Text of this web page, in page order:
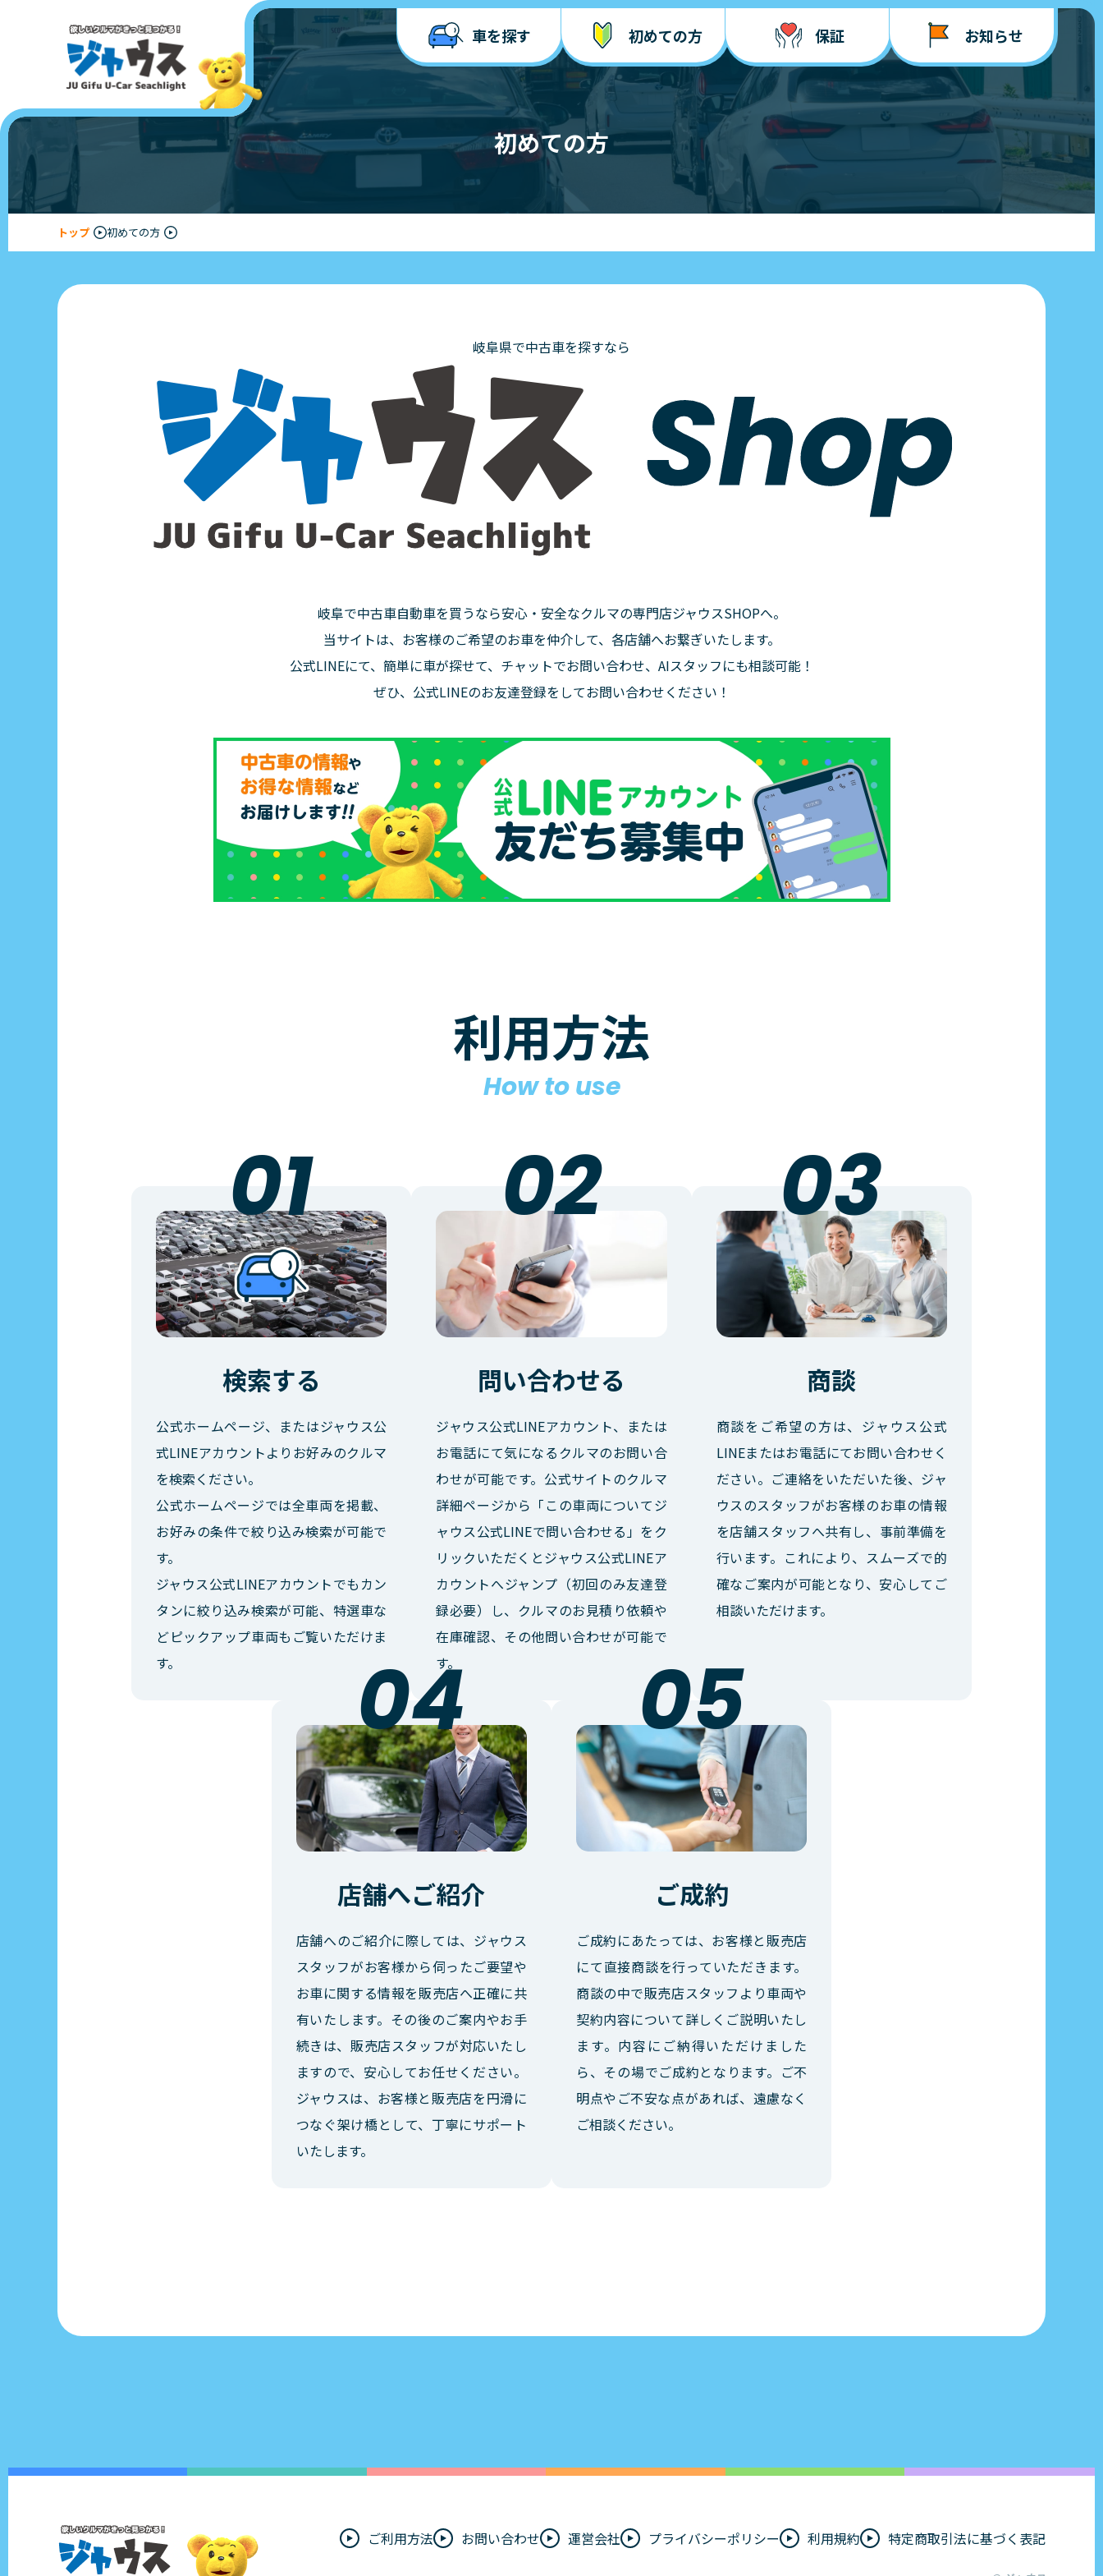
車を探す 初めての方 保証 お知らせ
初めての方
トップ 初めての方
岐阜県で中古車を探すなら
岐阜で中古車自動車を買うなら安心・安全なクルマの専門店ジャウスSHOPへ。
当サイトは、お客様のご希望のお車を仲介して、各店舗へお繋ぎいたします。
公式LINEにて、簡単に車が探せて、チャットでお問い合わせ、AIスタッフにも相談可能！
ぜひ、公式LINEのお友達登録をしてお問い合わせください！
利用方法
How to use
検索する
公式ホームページ、またはジャウス公
式LINEアカウントよりお好みのクルマ
を検索ください。
公式ホームページでは全車両を掲載、
お好みの条件で絞り込み検索が可能で
す。
ジャウス公式LINEアカウントでもカン
タンに絞り込み検索が可能、特選車な
どピックアップ車両もご覧いただけま
す。
問い合わせる
ジャウス公式LINEアカウント、または
お電話にて気になるクルマのお問い合
わせが可能です。公式サイトのクルマ
詳細ページから「この車両についてジ
ャウス公式LINEで問い合わせる」をク
リックいただくとジャウス公式LINEア
カウントへジャンプ（初回のみ友達登
録必要）し、クルマのお見積り依頼や
在庫確認、その他問い合わせが可能で
す。
商談
商談をご希望の方は、ジャウス公式
LINEまたはお電話にてお問い合わせく
ださい。ご連絡をいただいた後、ジャ
ウスのスタッフがお客様のお車の情報
を店舗スタッフへ共有し、事前準備を
行います。これにより、スムーズで的
確なご案内が可能となり、安心してご
相談いただけます。
店舗へご紹介
店舗へのご紹介に際しては、ジャウス
スタッフがお客様から伺ったご要望や
お車に関する情報を販売店へ正確に共
有いたします。その後のご案内やお手
続きは、販売店スタッフが対応いたし
ますので、安心してお任せください。
ジャウスは、お客様と販売店を円滑に
つなぐ架け橋として、丁寧にサポート
いたします。
ご成約
ご成約にあたっては、お客様と販売店
にて直接商談を行っていただきます。
商談の中で販売店スタッフより車両や
契約内容について詳しくご説明いたし
ます。内容にご納得いただけました
ら、その場でご成約となります。ご不
明点やご不安な点があれば、遠慮なく
ご相談ください。
ご利用方法 お問い合わせ 運営会社 プライバシーポリシー 利用規約 特定商取引法に基づく表記